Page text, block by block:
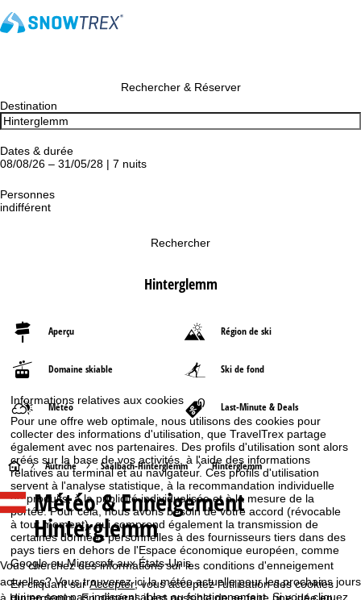
Informations relatives aux cookies
Pour une offre web optimale, nous utilisons des cookies pour
collecter des informations d'utilisation, que TravelTrex partage
également avec nos partenaires. Des profils d'utilisation sont alors
créés sur la base de vos activités, à l'aide des informations
relatives au terminal et au navigateur. Ces profils d'utilisation
servent à l'analyse statistique, à la recommandation individuelle
de produits, à la publicité individualisée et à la mesure de la
portée. Pour cela, nous avons besoin de votre accord (révocable
à tout moment), qui comprend également la transmission de
certaines données personnelles à des fournisseurs tiers dans des
pays tiers en dehors de l'Espace économique européen, comme
Google ou Microsoft aux États-Unis.
En cliquant surAccepter, vous acceptez l'utilisation des cookies
qui ne sont pas indispensables au fonctionnement. Si vous cliquez
Rechercher & Réserver
Destination
Dates & durée
08/08/26 – 31/05/28 | 7 nuits
Personnes
indifférent
Rechercher
Hinterglemm
Aperçu Région de ski
Domaine skiable Ski de fond
Météo Last-Minute & Deals
P
a
g
e
d
Autriche Saalbach-Hinterglemm Hinterglemm
Météo & Enneigement
Hinterglemm
Vous cherchez des informations sur les conditions d'enneigement
actuelles? Vous trouverez ici la météo actuelle pour les prochains jours